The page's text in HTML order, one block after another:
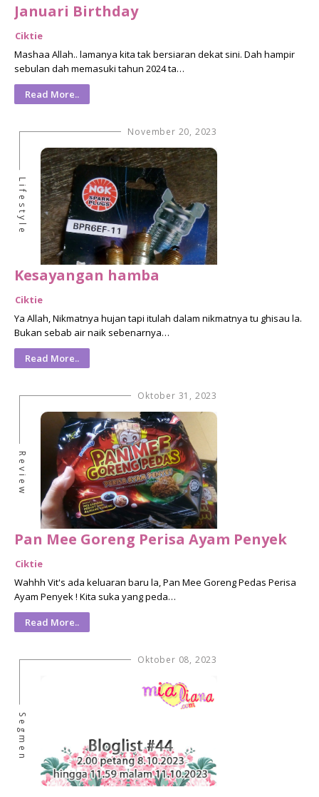
Januari Birthday
Ciktie
Mashaa Allah.. lamanya kita tak bersiaran dekat sini. Dah hampir
sebulan dah memasuki tahun 2024 ta…
Read More..
November 20, 2023
Lifestyle
Kesayangan hamba
Ciktie
Ya Allah, Nikmatnya hujan tapi itulah dalam nikmatnya tu ghisau la.
Bukan sebab air naik sebenarnya…
Read More..
Oktober 31, 2023
Review
Pan Mee Goreng Perisa Ayam Penyek
Ciktie
Wahhh Vit's ada keluaran baru la, Pan Mee Goreng Pedas Perisa
Ayam Penyek ! Kita suka yang peda…
Read More..
Oktober 08, 2023
Segmen